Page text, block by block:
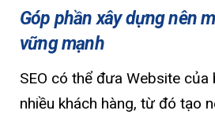
Góp phần xây dựng nên
vững mạnh
SEO có thể đưa Website của
nhiều khách hàng, từ đó tạo